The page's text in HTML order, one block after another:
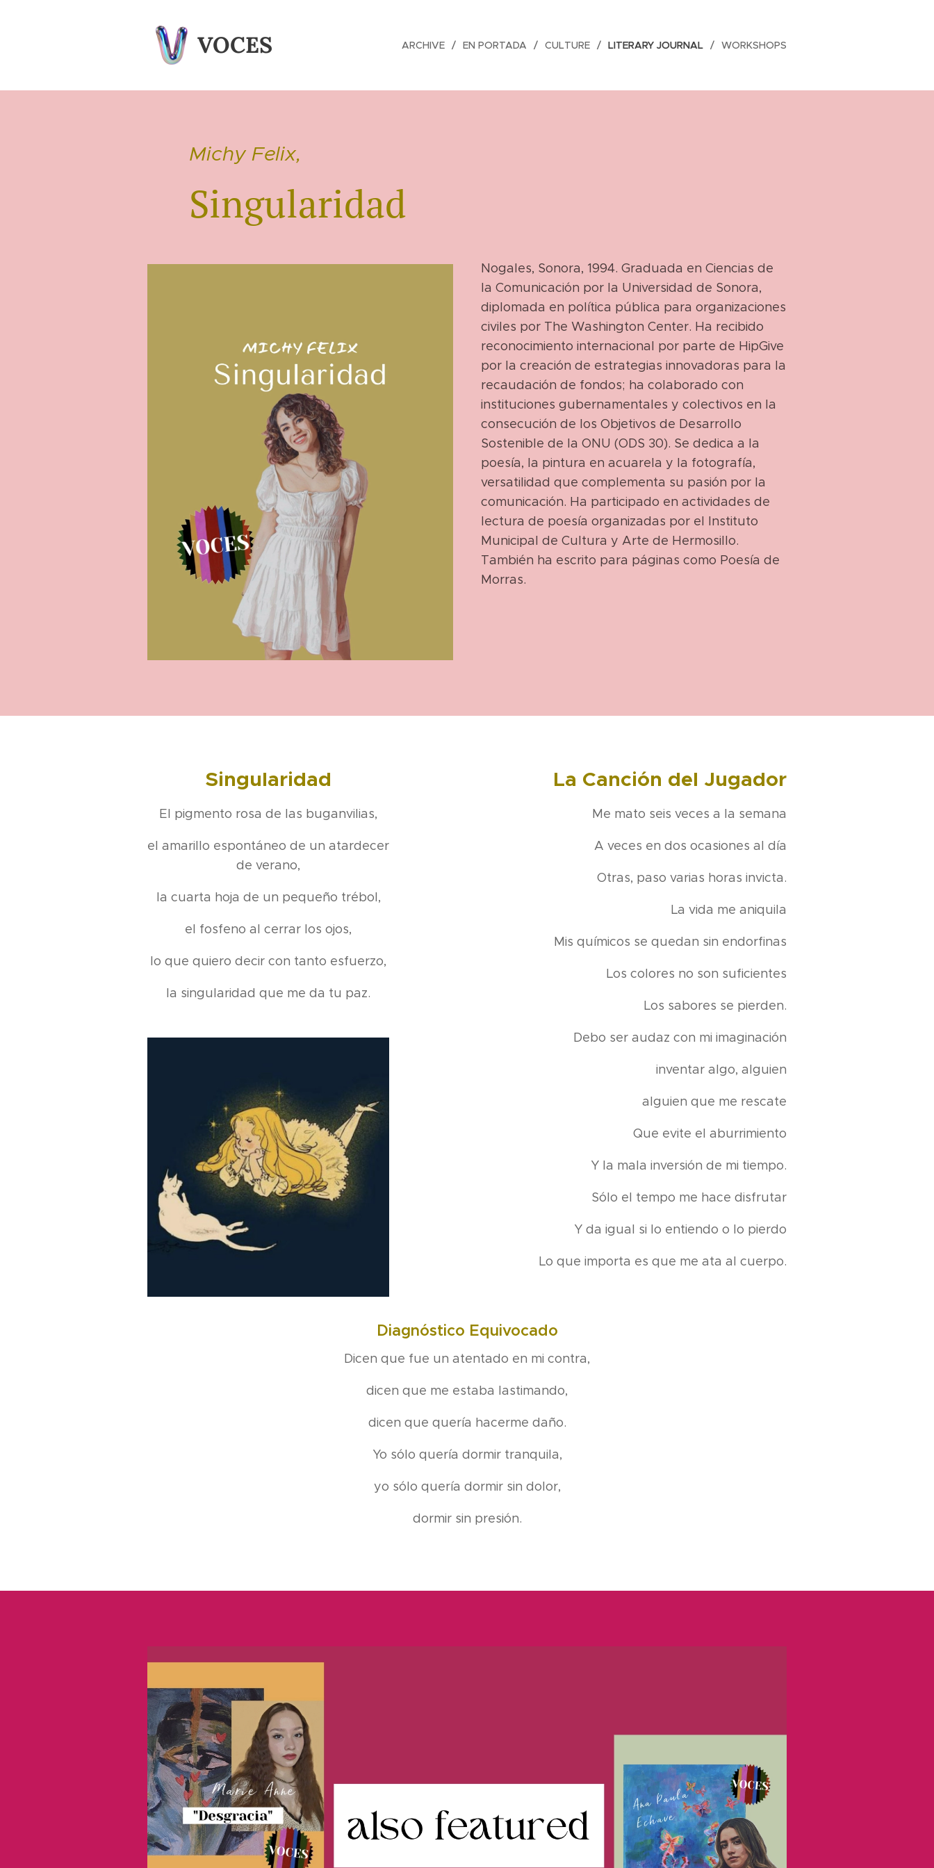
VOCES ARCHIVE EN PORTADA CULTURE LITERARY JOURNAL WORKSHOPS
Michy Felix,
Singularidad
Nogales, Sonora, 1994. Graduada en Ciencias de
la Comunicación por la Universidad de Sonora,
diplomada en política pública para organizaciones
civiles por The Washington Center. Ha recibido
reconocimiento internacional por parte de HipGive
por la creación de estrategias innovadoras para la
recaudación de fondos; ha colaborado con
instituciones gubernamentales y colectivos en la
consecución de los Objetivos de Desarrollo
Sostenible de la ONU (ODS 30). Se dedica a la
poesía, la pintura en acuarela y la fotografía,
versatilidad que complementa su pasión por la
comunicación. Ha participado en actividades de
lectura de poesía organizadas por el Instituto
Municipal de Cultura y Arte de Hermosillo.
También ha escrito para páginas como Poesía de
Morras.
Singularidad
El pigmento rosa de las buganvilias,
el amarillo espontáneo de un atardecer
de verano,
la cuarta hoja de un pequeño trébol,
el fosfeno al cerrar los ojos,
lo que quiero decir con tanto esfuerzo,
la singularidad que me da tu paz.
La Canción del Jugador
Me mato seis veces a la semana
A veces en dos ocasiones al día
Otras, paso varias horas invicta.
La vida me aniquila
Mis químicos se quedan sin endorfinas
Los colores no son suficientes
Los sabores se pierden.
Debo ser audaz con mi imaginación
inventar algo, alguien
alguien que me rescate
Que evite el aburrimiento
Y la mala inversión de mi tiempo.
Sólo el tempo me hace disfrutar
Y da igual si lo entiendo o lo pierdo
Lo que importa es que me ata al cuerpo.
Diagnóstico Equivocado
Dicen que fue un atentado en mi contra,
dicen que me estaba lastimando,
dicen que quería hacerme daño.
Yo sólo quería dormir tranquila,
yo sólo quería dormir sin dolor,
dormir sin presión.